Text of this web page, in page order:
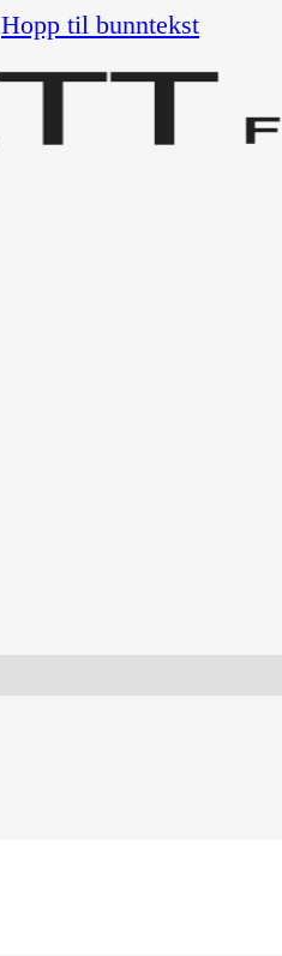
Hopp til bunntekst